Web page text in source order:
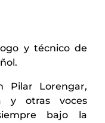
y técnico de
Pilar Lorengar,
y otras voces
bajo la